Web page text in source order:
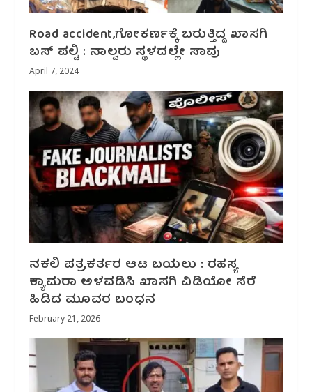
Road accident,ಗೋಕರ್ಣಕ್ಕೆ ಬರುತ್ತಿದ್ದ ಖಾಸಗಿ
ಬಸ್ ಪಲ್ಟಿ : ನಾಲ್ವರು ಸ್ಥಳದಲ್ಲೇ ಸಾವು
April 7, 2024
ನಕಲಿ ಪತ್ರಕರ್ತರ ಆಟ ಬಯಲು : ರಹಸ್ಯ
ಕ್ಯಾಮರಾ ಅಳವಡಿಸಿ ಖಾಸಗಿ ವಿಡಿಯೋ ಸೆರೆ
ಹಿಡಿದ ಮೂವರ ಬಂಧನ
February 21, 2026